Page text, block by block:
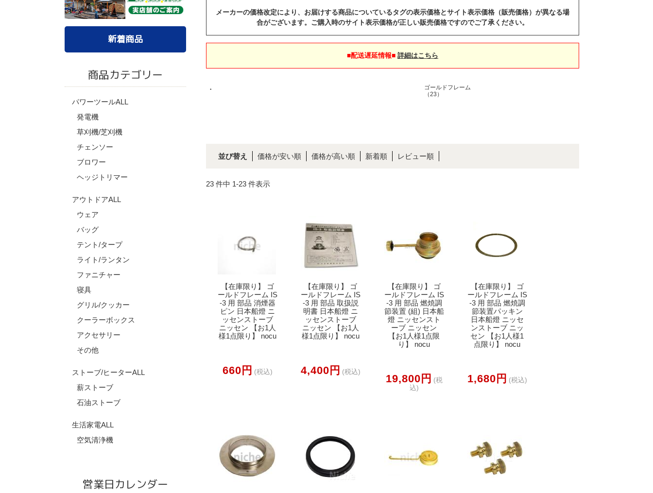
新着商品
商品カテゴリー
パワーツールALL
発電機
草刈機/芝刈機
チェンソー
ブロワー
ヘッジトリマー
アウトドアALL
ウェア
バッグ
テント/タープ
ライト/ランタン
ファニチャー
寝具
グリル/クッカー
クーラーボックス
アクセサリー
その他
ストーブ/ヒーターALL
薪ストーブ
石油ストーブ
生活家電ALL
空気清浄機
営業日カレンダー
メーカーの価格改定により、お届けする商品についているタグの表示価格とサイト表示価格（販売価格）が異なる場
合がございます。ご購入時のサイト表示価格が正しい販売価格ですのでご了承ください。
■配送遅延情報■ 詳細はこちら
・
ゴールドフレーム
（23）
並び替え 価格が安い順 価格が高い順 新着順 レビュー順
23 件中 1-23 件表示
【在庫限り】 ゴ
ールドフレーム IS
-3 用 部品 消煙器
ピン 日本船燈 ニ
ッセンストーブ
ニッセン 【お1人
様1点限り】 nocu
660円 (税込)
【在庫限り】 ゴ
ールドフレーム IS
-3 用 部品 取扱説
明書 日本船燈 ニ
ッセンストーブ
ニッセン 【お1人
様1点限り】 nocu
4,400円 (税込)
【在庫限り】 ゴ
ールドフレーム IS
-3 用 部品 燃焼調
節装置 (組) 日本船
燈 ニッセンスト
ーブ ニッセン
【お1人様1点限
り】 nocu
19,800円 (税
込)
【在庫限り】 ゴ
ールドフレーム IS
-3 用 部品 燃焼調
節装置パッキン
日本船燈 ニッセ
ンストーブ ニッ
セン 【お1人様1
点限り】 nocu
1,680円 (税込)